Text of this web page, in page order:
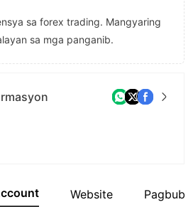
sa forex trading. Mangyaring
sa mga panganib.
Website